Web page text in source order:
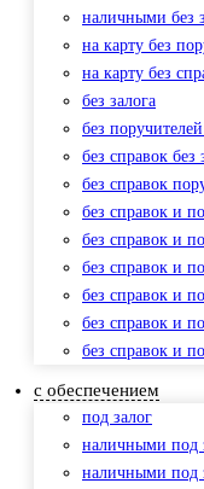
наличными без
на карту без
на карту без
без залога
без
без справок без
без справок
без справок и
без справок и
без справок и
без справок и
без справок и
без справок и
с обеспечением
под залог
наличными под
наличными под